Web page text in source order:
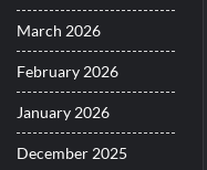
March 2026
February 2026
January 2026
December 2025